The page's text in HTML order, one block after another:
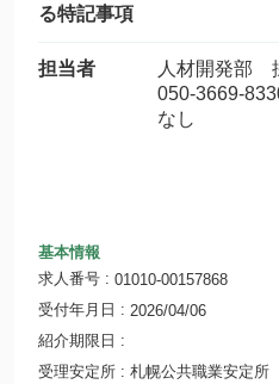
る特記事項
担当者
人材開発部
050-3669-
なし
基本情報
求人番号
01010-00157868
受付年月日
2026/04/06
紹介期限日
受理安定所
札幌公共職業安定所